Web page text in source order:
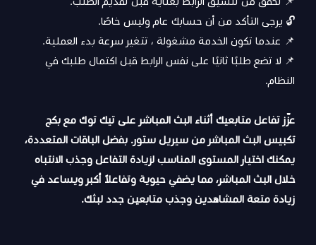
🔓 يرجى التأكد من أن حسابك عام وليس خاصًا.
📌 عندما تكون الخدمة مشغولة ، تتغير سرعة بدء العملية.
📌 لا تضع طلبًا ثانيًا على نفس الرابط قبل اكتمال طلبك في
النظام.
عزّز تفاعل متابعيك أثناء البث المباشر على تيك توك مع بكج
تكبيس البث المباشر من سيريل ستور. بفضل الباقات المتعددة،
يمكنك اختيار المستوى المناسب لزيادة التفاعل وجذب الانتباه
خلال البث المباشر، مما يضفي حيوية وتفاعلاً أكبر ويساعد في
زيادة متعة المشاهدين وجذب متابعين جدد لبثك.